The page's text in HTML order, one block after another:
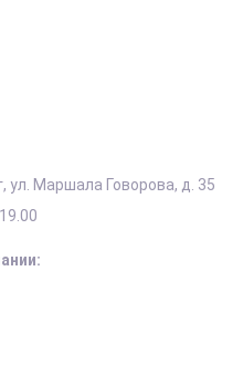
, ул. Маршала Говорова, д. 35